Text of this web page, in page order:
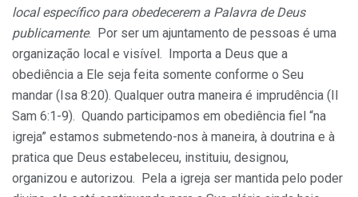
local específico para obedecerem a Palavra de Deus
publicamente. Por ser um ajuntamento de pessoas é uma
organização local e visível. Importa a Deus que a
obediência a Ele seja feita somente conforme o Seu
mandar (Isa 8:20). Qualquer outra maneira é imprudência (II
Sam 6:1-9). Quando participamos em obediência fiel “na
igreja” estamos submetendo-nos à maneira, à doutrina e à
pratica que Deus estabeleceu, instituiu, designou,
organizou e autorizou. Pela a igreja ser mantida pelo poder